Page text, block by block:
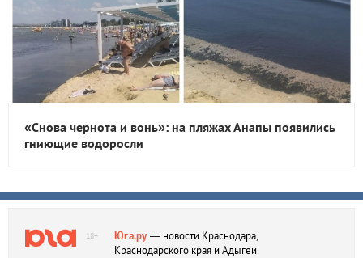
«Снова чернота и вонь»: на пляжах Анапы появились
гниющие водоросли
18+ Юга.ру— новости Краснодара,
Краснодарского края и Адыгеи